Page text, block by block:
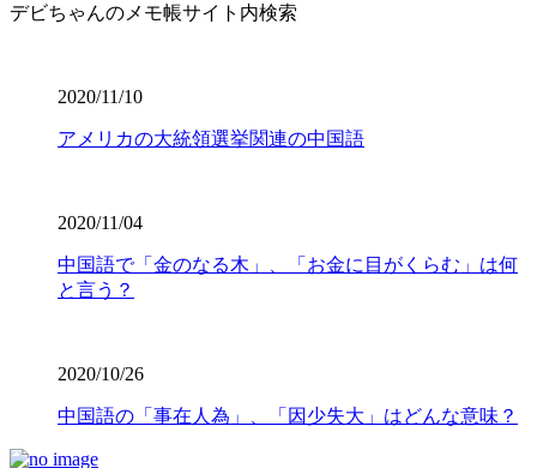
デビちゃんのメモ帳サイト内検索
2020/11/10
アメリカの大統領選挙関連の中国語
2020/11/04
中国語で「金のなる木」、「お金に目がくらむ」は何
と言う？
2020/10/26
中国語の「事在人為」、「因少失大」はどんな意味？